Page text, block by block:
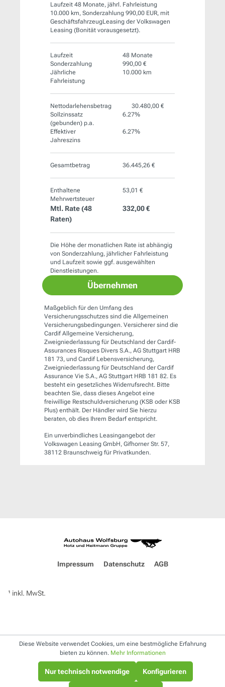
Laufzeit 48 Monate, jährl. Fahrleistung
10.000 km, Sonderzahlung 990,00 EUR, mit
GeschäftsfahrzeugLeasing der Volkswagen
Leasing (Bonität vorausgesetzt).
Laufzeit
48 Monate
Sonderzahlung
990,00 €
Jährliche
Fahrleistung
10.000 km
Nettodarlehensbetrag
30.480,00 €
Sollzinssatz
(gebunden) p.a.
6.27%
Effektiver
Jahreszins
6.27%
Gesamtbetrag 36.445,26 €
Enthaltene
Mehrwertsteuer
53,01 €
Mtl. Rate (48
Raten)
332,00 €
Die Höhe der monatlichen Rate ist abhängig
von Sonderzahlung, jährlicher Fahrleistung
und Laufzeit sowie ggf. ausgewählten
Dienstleistungen.
Übernehmen
Maßgeblich für den Umfang des
Versicherungsschutzes sind die Allgemeinen
Versicherungsbedingungen. Versicherer sind die
Cardif Allgemeine Versicherung,
Zweigniederlassung für Deutschland der Cardif-
Assurances Risques Divers S.A., AG Stuttgart HRB
181 73, und Cardif Lebensversicherung,
Zweigniederlassung für Deutschland der Cardif
Assurance Vie S.A., AG Stuttgart HRB 181 82. Es
besteht ein gesetzliches Widerrufsrecht. Bitte
beachten Sie, dass dieses Angebot eine
freiwillige Restschuldversicherung (KSB oder KSB
Plus) enthält. Der Händler wird Sie hierzu
beraten, ob dies Ihrem Bedarf entspricht.
Ein unverbindliches Leasingangebot der
Volkswagen Leasing GmbH, Gifhorner Str. 57,
38112 Braunschweig für Privatkunden.
Impressum Datenschutz AGB
¹ inkl. MwSt.
Diese Website verwendet Cookies, um eine bestmögliche Erfahrung
bieten zu können. Mehr Informationen
Nur technisch notwendige Konfigurieren